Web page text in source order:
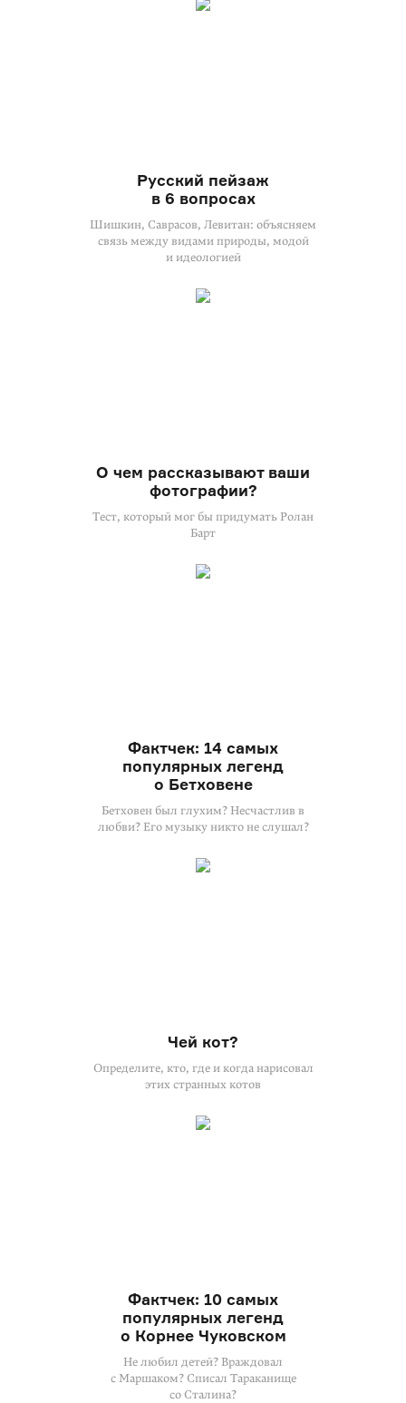
Русский пейзаж
в 6 вопросах
Шишкин, Саврасов, Левитан: объясняем
связь между видами природы, модой
и идеологией
О чем рассказывают ваши
фотографии?
Тест, который мог бы придумать Ролан
Барт
Фактчек: 14 самых
популярных легенд
о Бетховене
Бетховен был глухим? Несчастлив в
любви? Его музыку никто не слушал?
Чей кот?
Определите, кто, где и когда нарисовал
этих странных котов
Фактчек: 10 самых
популярных легенд
о Корнее Чуковском
Не любил детей? Враждовал
с Маршаком? Списал Тараканище
со Сталина?